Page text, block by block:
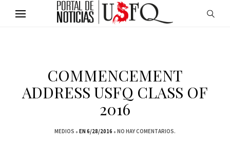
COMMENCEMENT
ADDRESS USFQ CLASS OF
2016
MEDIOS EN 6/28/2016 NO HAY COMENTARIOS.